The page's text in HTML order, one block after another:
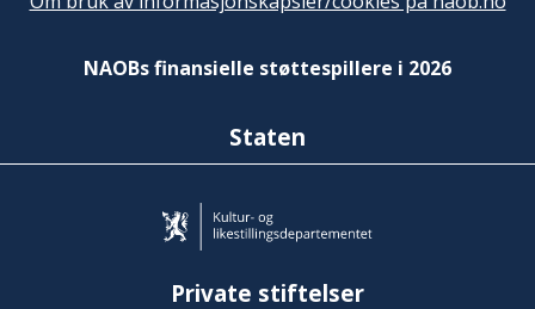
NAOBs finansielle støttespillere i 2026
Staten
Private stiftelser